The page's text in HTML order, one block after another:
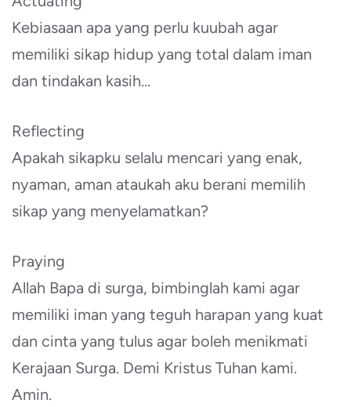
Kebiasaan apa yang perlu kuubah agar
memiliki sikap hidup yang total dalam iman
dan tindakan kasih…
Reflecting
Apakah sikapku selalu mencari yang enak,
nyaman, aman ataukah aku berani memilih
sikap yang menyelamatkan?
Praying
Allah Bapa di surga, bimbinglah kami agar
memiliki iman yang teguh harapan yang kuat
dan cinta yang tulus agar boleh menikmati
Kerajaan Surga. Demi Kristus Tuhan kami.
Amin.